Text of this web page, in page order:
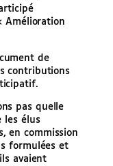
Amélioration
de
contributions
pas quelle
les élus
en commission
formulées et
avaient